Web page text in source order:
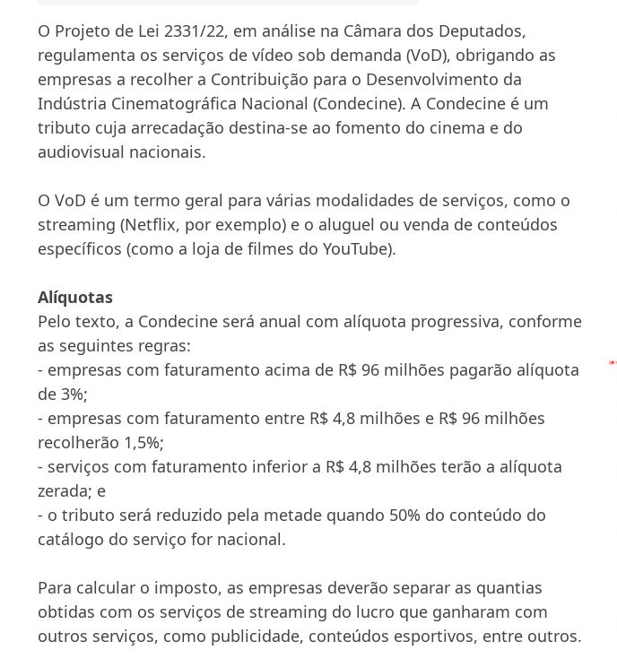
O Projeto de Lei 2331/22, em análise na Câmara dos Deputados,
regulamenta os serviços de vídeo sob demanda (VoD), obrigando as
empresas a recolher a Contribuição para o Desenvolvimento da
Indústria Cinematográfica Nacional (Condecine). A Condecine é um
tributo cuja arrecadação destina-se ao fomento do cinema e do
audiovisual nacionais.
O VoD é um termo geral para várias modalidades de serviços, como o
streaming (Netflix, por exemplo) e o aluguel ou venda de conteúdos
específicos (como a loja de filmes do YouTube).
Alíquotas
Pelo texto, a Condecine será anual com alíquota progressiva, conforme
as seguintes regras:
- empresas com faturamento acima de R$ 96 milhões pagarão alíquota
de 3%;
- empresas com faturamento entre R$ 4,8 milhões e R$ 96 milhões
recolherão 1,5%;
- serviços com faturamento inferior a R$ 4,8 milhões terão a alíquota
zerada; e
- o tributo será reduzido pela metade quando 50% do conteúdo do
catálogo do serviço for nacional.
Para calcular o imposto, as empresas deverão separar as quantias
obtidas com os serviços de streaming do lucro que ganharam com
outros serviços, como publicidade, conteúdos esportivos, entre outros.